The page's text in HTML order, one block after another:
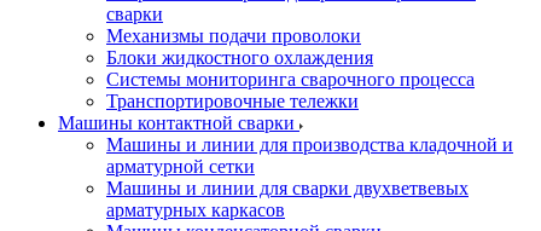
сварки
Механизмы подачи проволоки
Блоки жидкостного охлаждения
Системы мониторинга сварочного процесса
Транспортировочные тележки
Машины контактной сварки
Машины и линии для производства кладочной и
арматурной сетки
Машины и линии для сварки двухветвевых
арматурных каркасов